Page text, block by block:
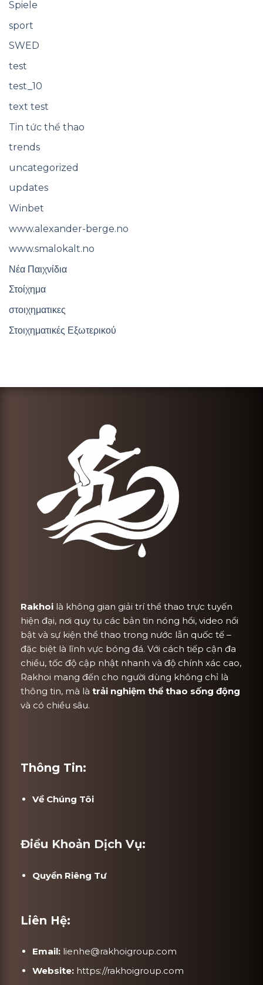
Spiele
sport
SWED
test
test_10
text test
Tin tức thể thao
trends
uncategorized
updates
Winbet
www.alexander-berge.no
www.smalokalt.no
Νέα Παιχνίδια
Στοίχημα
στοιχηματικες
Στοιχηματικές Εξωτερικού
Rakhoi là không gian giải trí thể thao trực tuyến
hiện đại, nơi quy tụ các bản tin nóng hổi, video nổi
bật và sự kiện thể thao trong nước lẫn quốc tế –
đặc biệt là lĩnh vực bóng đá. Với cách tiếp cận đa
chiều, tốc độ cập nhật nhanh và độ chính xác cao,
Rakhoi mang đến cho người dùng không chỉ là
thông tin, mà là trải nghiệm thể thao sống động
và có chiều sâu.
Thông Tin:
Về Chúng Tôi
Điều Khoản Dịch Vụ:
Quyền Riêng Tư
Liên Hệ:
Email: lienhe@rakhoigroup.com
Website: https://rakhoigroup.com